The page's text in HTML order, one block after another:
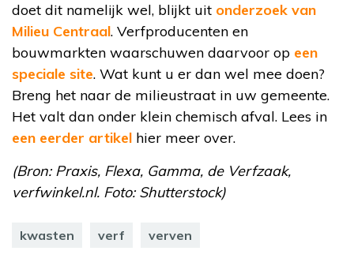
doet dit namelijk wel, blijkt uit onderzoek van
Milieu Centraal. Verfproducenten en
bouwmarkten waarschuwen daarvoor op een
speciale site. Wat kunt u er dan wel mee doen?
Breng het naar de milieustraat in uw gemeente.
Het valt dan onder klein chemisch afval. Lees in
een eerder artikel hier meer over.
(Bron: Praxis, Flexa, Gamma, de Verfzaak,
verfwinkel.nl. Foto: Shutterstock)
kwasten verf verven